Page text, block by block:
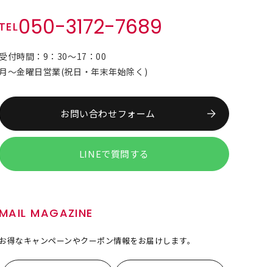
TEL050-3172-7689
受付時間：9：30～17：00
月～金曜日営業(祝日・年末年始除く)
お問い合わせフォーム
LINEで質問する
MAIL MAGAZINE
お得なキャンペーンやクーポン情報をお届けします。